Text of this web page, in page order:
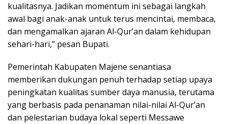
kualitasnya. Jadikan momentum ini sebagai langkah
awal bagi anak-anak untuk terus mencintai, membaca,
dan mengamalkan ajaran Al-Qur’an dalam kehidupan
sehari-hari,” pesan Bupati.
Pemerintah Kabupaten Majene senantiasa
memberikan dukungan penuh terhadap setiap upaya
peningkatan kualitas sumber daya manusia, terutama
yang berbasis pada penanaman nilai-nilai Al-Qur’an
dan pelestarian budaya lokal seperti Messawe